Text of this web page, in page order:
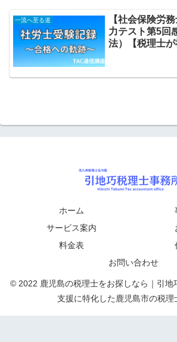
一流へ至る道
【社会保険労
力テスト第5回
法）【税理士
ホーム
サービス案内
料金表
お問い合わせ
© 2022 鹿児島の税理士をお探しなら｜引地
支援に特化した鹿児島市の税理